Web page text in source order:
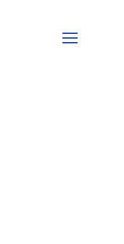
Open